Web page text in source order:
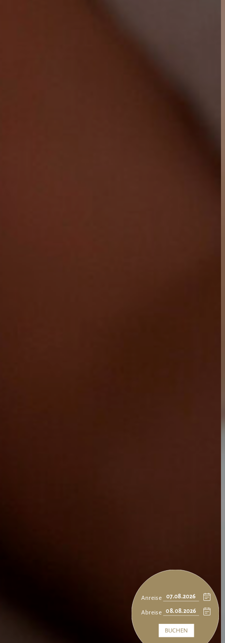
Anreise
Abreise
BUCHEN